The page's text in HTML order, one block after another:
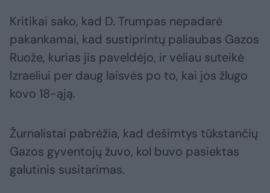
Kritikai sako, kad D. Trumpas nepadarė
pakankamai, kad sustiprintų paliaubas Gazos
Ruože, kurias jis paveldėjo, ir vėliau suteikė
Izraeliui per daug laisvės po to, kai jos žlugo
kovo 18-ąją.
Žurnalistai pabrėžia, kad dešimtys tūkstančių
Gazos gyventojų žuvo, kol buvo pasiektas
galutinis susitarimas.